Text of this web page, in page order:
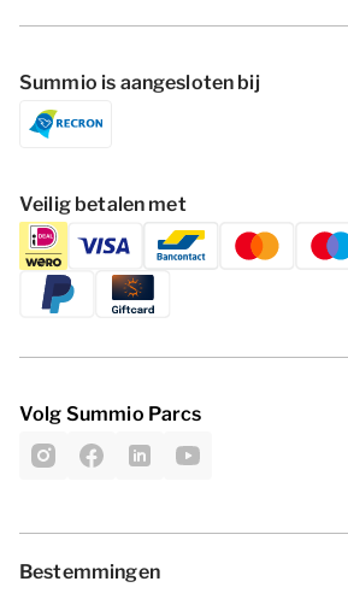
Summio is aangesloten bij
Veilig betalen met
Volg Summio Parcs
Bestemmingen